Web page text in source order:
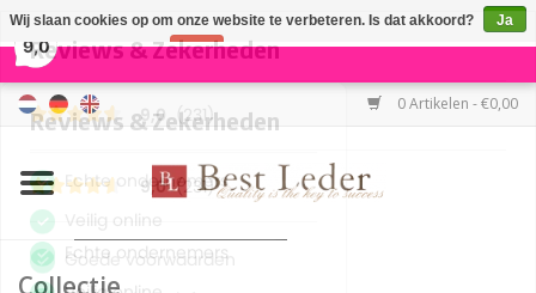
231 Reviews ×
0 Artikelen - €0,00
Home
Damestassen
Herentassen
Collectie
Wij slaan cookies op om onze website te verbeteren. Is dat akkoord?
Ja
Nee
Meer over cookies »